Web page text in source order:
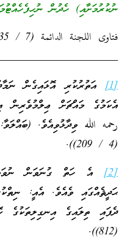
ނުކުރުމަށާއި) ހެދުން
فتاوى اللجنة الدائمة (7 / 35).
[1]
އަތުރުކުރި އޮޅައިގެން
އެކަމުގެ މައްޗަށް ޢިލްމުވެރިން
رحمه الله ވިދާޅުވިއެވެ.
(4 / 209)).
[2]
އެ ހަތް ގުނަވަން
ޙަދީޘެއްގައި ވެއެވެ. އެއީ:
ދެފައި ތިލައިގެ އިނގިލިތަކުގެ
(812)).